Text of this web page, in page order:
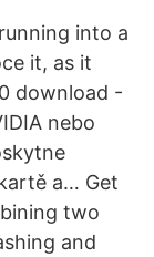
into a
it, as it
download -
nebo
a… Get
two
and